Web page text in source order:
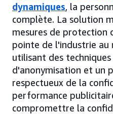
dynamiques, la
complète. La solution
mesures de protection
pointe de l'industrie au
utilisant des
d'anonymisation et un
respectueux de la
performance
compromettre la